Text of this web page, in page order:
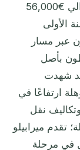
التأهيل التي تبلغ 5 سنوات، مما يضيف حوالي €56,000
الأولى
عبر مسار
بأصل
شهدت
ارتفاعًا في
نقل
تقدم ميرابيلو
في مرحلة